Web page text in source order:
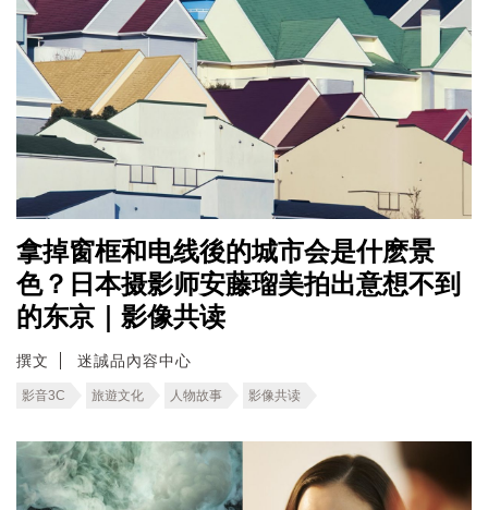
拿掉窗框和电线後的城市会是什麽景
色？日本摄影师安藤瑠美拍出意想不到
的东京｜影像共读
撰文 迷誠品內容中心
影音3C 旅遊文化 人物故事 影像共读